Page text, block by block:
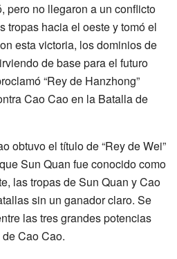
pero no llegaron a un conflicto
tropas hacia el oeste y tomó el
esta victoria, los dominios de
de base para el futuro
“Rey de Hanzhong”
Cao Cao en la Batalla de
obtuvo el título de “Rey de Wei”
Sun Quan fue conocido como
las tropas de Sun Quan y Cao
sin un ganador claro. Se
las tres grandes potencias
Cao Cao.